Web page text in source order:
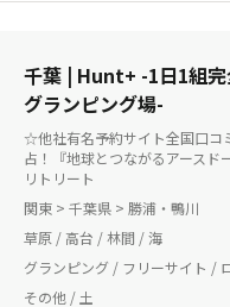
千葉 | Hunt+ -1日1組
グランピング場-
☆他社有名予約サイト全国口コ
占！『地球とつながるアース
リトリート
関東 > 千葉県 > 勝浦・鴨川
草原 / 高台 / 林間 / 海
グランピング / フリーサイト /
その他 / 土